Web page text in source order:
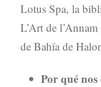
Lotus Spa, la
L’Art de
de Bahía de
Por qué nos